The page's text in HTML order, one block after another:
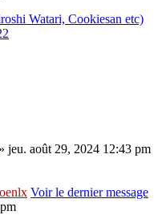
Watari, Cookiesan etc)
» jeu. août 29, 2024 12:43 pm
Voir le dernier message